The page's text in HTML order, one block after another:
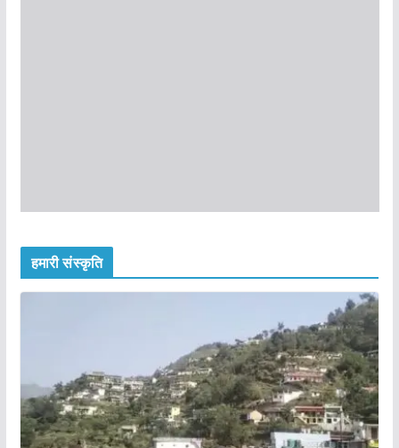
हमारी संस्कृति